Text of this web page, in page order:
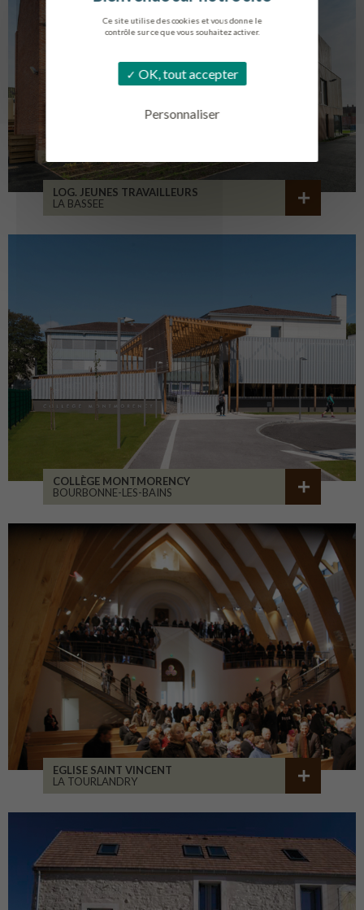
Ce site utilise des cookies et vous donne le
contrôle sur ce que vous souhaitez activer.
OK, tout accepter
Personnaliser
LOG. JEUNES TRAVAILLEURS
LA BASSEE
COLLÈGE MONTMORENCY
BOURBONNE-LES-BAINS
EGLISE SAINT VINCENT
LA TOURLANDRY